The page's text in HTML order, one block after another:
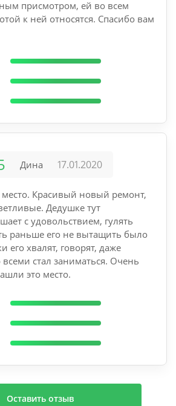
присмотром, ей во всем
к ней относятся. Спасибо вам
Дина 17.01.2020
Красивый новый ремонт,
Дедушке тут
с удовольствием, гулять
раньше его не вытащить было
его хвалят, говорят, даже
всеми стал заниматься. Очень
это место.
Оставить отзыв